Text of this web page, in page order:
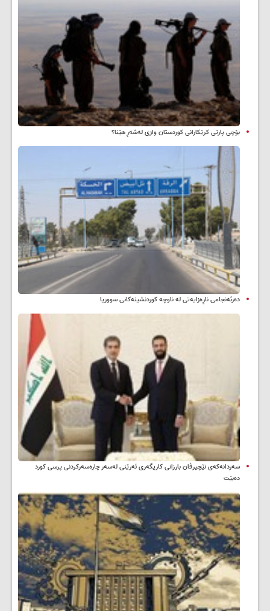
بۆچی پارتی کرێکارانی کوردستان وازی لەشەڕ هێنا؟
دەرئەنجامی ناڕەزایەتی لە ناوچە کوردنشینەکانی سووریا
سه‌ردانه‌کەی نێچیرڤان بارزانی كاریگه‌ری ئه‌رێنی له‌سه‌ر چاره‌سه‌ركردنی پرسی كورد
ده‌بێت